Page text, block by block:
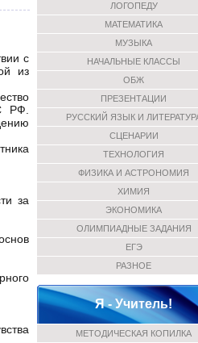
с
из
РФ.
за
ЛОГОПЕДУ
МАТЕМАТИКА
МУЗЫКА
НАЧАЛЬНЫЕ КЛАССЫ
ОБЖ
ПРЕЗЕНТАЦИИ
РУССКИЙ ЯЗЫК И
СЦЕНАРИИ
ТЕХНОЛОГИЯ
ФИЗИКА И АСТРОНОМИЯ
ХИМИЯ
ЭКОНОМИКА
ОЛИМПИАДНЫЕ ЗАДАНИЯ
ЕГЭ
РАЗНОЕ
Я - Учитель!
МЕТОДИЧЕСКАЯ КОПИЛКА